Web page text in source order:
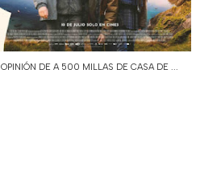
OPINIÓN DE A 500 MILLAS DE CASA DE ...